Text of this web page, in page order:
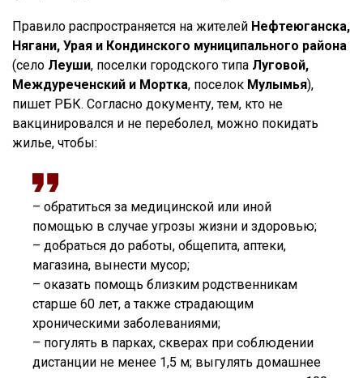
Правило распространяется на жителей Нефтеюганска,
Нягани, Урая и Кондинского муниципального района
(село Леуши, поселки городского типа Луговой,
Междуреченский и Мортка, поселок Мулымья),
пишет РБК. Согласно документу, тем, кто не
вакцинировался и не переболел, можно покидать
жилье, чтобы:
– обратиться за медицинской или иной
помощью в случае угрозы жизни и здоровью;
– добраться до работы, общепита, аптеки,
магазина, вынести мусор;
– оказать помощь близким родственникам
старше 60 лет, а также страдающим
хроническими заболеваниями;
– погулять в парках, скверах при соблюдении
дистанции не менее 1,5 м; выгулять домашнее